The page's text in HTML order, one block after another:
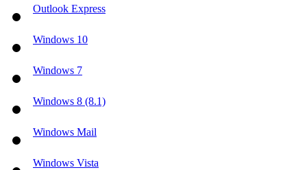
Outlook Express
Windows 10
Windows 7
Windows 8 (8.1)
Windows Mail
Windows Vista